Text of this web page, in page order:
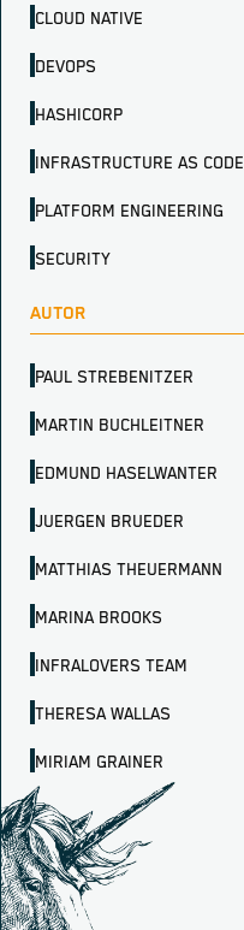
CLOUD NATIVE
DEVOPS
HASHICORP
INFRASTRUCTURE AS CODE
PLATFORM ENGINEERING
SECURITY
AUTOR
PAUL STREBENITZER
MARTIN BUCHLEITNER
EDMUND HASELWANTER
JUERGEN BRUEDER
MATTHIAS THEUERMANN
MARINA BROOKS
INFRALOVERS TEAM
THERESA WALLAS
MIRIAM GRAINER